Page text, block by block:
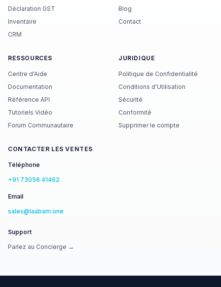
Déclaration GST
Inventaire
CRM
Blog
Contact
RESSOURCES
Centre d'Aide
Documentation
Référence API
Tutoriels Vidéo
Forum Communautaire
JURIDIQUE
Politique de Confidentialité
Conditions d'Utilisation
Sécurité
Conformité
Supprimer le compte
CONTACTER LES VENTES
Téléphone
+91 73056 41462
Email
sales@laabam.one
Support
Parlez au Concierge →